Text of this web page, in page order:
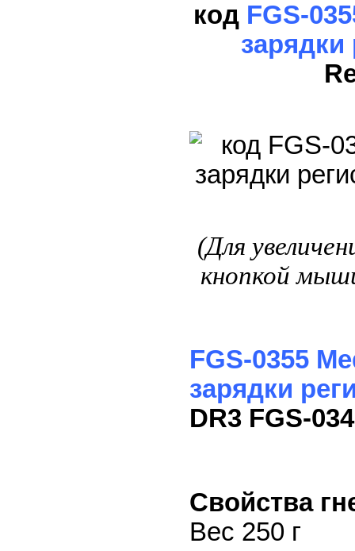
код FGS-
зарядки
(Для
кнопкой
FGS-0355
зарядки
DR3 FGS-
Свойства
Вес 250 г